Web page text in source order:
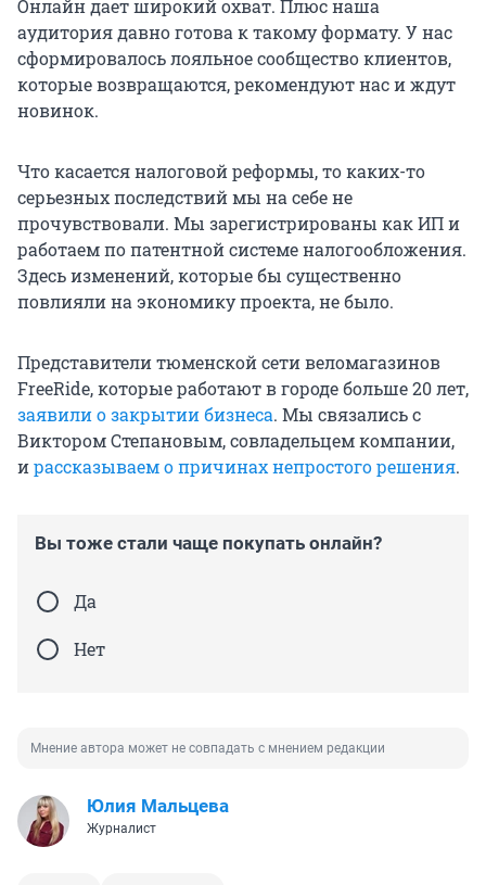
Онлайн дает широкий охват. Плюс наша
аудитория давно готова к такому формату. У нас
сформировалось лояльное сообщество клиентов,
которые возвращаются, рекомендуют нас и ждут
новинок.
Что касается налоговой реформы, то каких-то
серьезных последствий мы на себе не
прочувствовали. Мы зарегистрированы как ИП и
работаем по патентной системе налогообложения.
Здесь изменений, которые бы существенно
повлияли на экономику проекта, не было.
Представители тюменской сети веломагазинов
FreeRide, которые работают в городе больше 20 лет,
заявили о закрытии бизнеса. Мы связались с
Виктором Степановым, совладельцем компании,
ирассказываем о причинах непростого решения.
Вы тоже стали чаще покупать онлайн?
Да
Нет
Мнение автора может не совпадать с мнением редакции
Юлия Мальцева
Журналист